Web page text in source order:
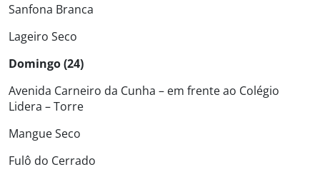
Sanfona Branca
Lageiro Seco
Domingo (24)
Avenida Carneiro da Cunha – em frente ao Colégio
Lidera – Torre
Mangue Seco
Fulô do Cerrado